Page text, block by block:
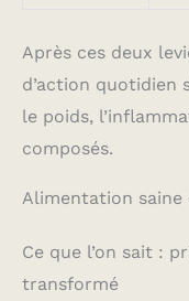
Après ces deux
d’action quotidien
le poids,
composés.
Alimentation saine
Ce que l’on sait :
transformé